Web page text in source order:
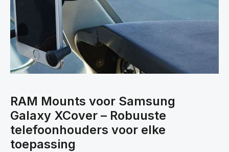
RAM Mounts voor Samsung
Galaxy XCover – Robuuste
telefoonhouders voor elke
toepassing